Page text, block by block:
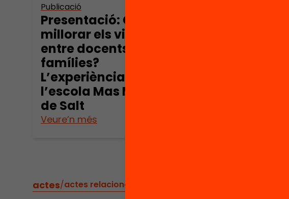
Publicació
Presentació: Com
millorar els vincles
entre docents i
famílies?
L’experiència de
l’escola Mas Masó
de Salt
Veure’n més
actes/actes relacionats